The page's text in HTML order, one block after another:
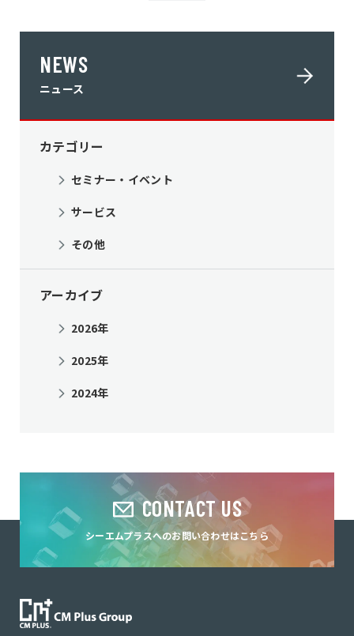
NEWS
ニュース
カテゴリー
セミナー・イベント
サービス
その他
アーカイブ
2026年
2025年
2024年
CONTACT US
シーエムプラスへのお問い合わせはこちら